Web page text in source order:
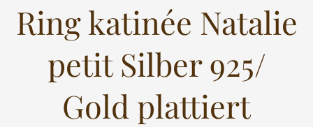
Ring katinée Natalie
petit Silber 925/
Gold plattiert